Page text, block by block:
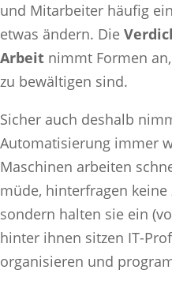
und Mitarbeiter häufig
etwas ändern. Die
Arbeit nimmt Formen
zu bewältigen sind.
Sicher auch deshalb
Automatisierung immer
Maschinen arbeiten
müde, hinterfragen keine
sondern halten sie ein
hinter ihnen sitzen IT-
organisieren und